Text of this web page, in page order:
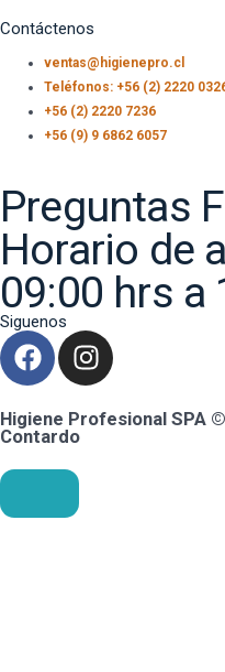
Contáctenos
ventas@higienepro.cl
Teléfonos: +56 (2) 2220
+56 (2) 2220 7236
+56 (9) 9 6862 6057
Preguntas
Horario de
09:00 hrs a
Siguenos
Higiene Profesional SPA
Contardo